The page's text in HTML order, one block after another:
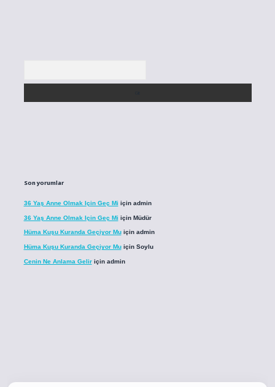
Son yorumlar
36 Yaş Anne Olmak Için Geç Mi için admin
36 Yaş Anne Olmak Için Geç Mi için Müdür
Hüma Kuşu Kuranda Geçiyor Muiçin admin
Hüma Kuşu Kuranda Geçiyor Muiçin Soylu
Cenin Ne Anlama Geliriçin admin